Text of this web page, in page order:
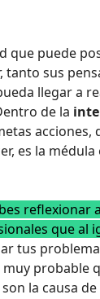
que puede
sus
llegar a
de la
es la
reflexionar
que al
tus
probable
la causa